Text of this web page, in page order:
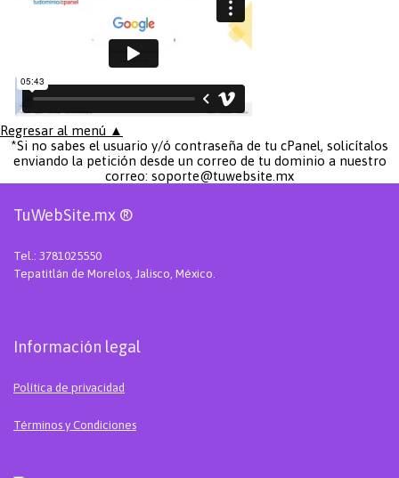
Regresar al menú ▲
*Si no sabes el usuario y/ó contraseña de tu cPanel, solicítalos
enviando la petición desde un correo de tu dominio a nuestro
correo: soporte@tuwebsite.mx
TuWebSite.mx ®
Tel.: 3781025550
Tepatitlán de Morelos, Jalisco, México.
Información legal
Política de privacidad
Términos y Condiciones